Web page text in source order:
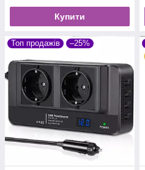
Купити
Топ продажів –25%